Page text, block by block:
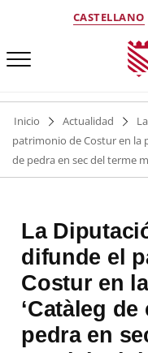
CASTELLANO
Inicio Actualidad
patrimonio de Costur en la
de pedra en sec del terme
La
difunde el
Costur en
‘Catàleg
pedra en